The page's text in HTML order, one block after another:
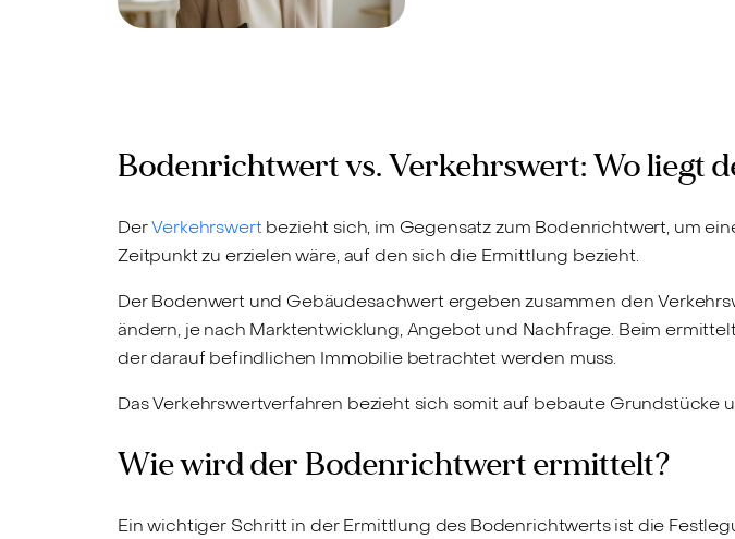
Bodenrichtwert vs. Verkehrswert: Wo liegt
DerVerkehrswertbezieht sich, im Gegensatz zum Bodenrichtwert, um
Zeitpunkt zu erzielen wäre, auf den sich die Ermittlung bezieht.
Der Bodenwert und Gebäudesachwert ergeben zusammen den
ändern, je nach Marktentwicklung, Angebot und Nachfrage. Beim
der darauf befindlichen Immobilie betrachtet werden muss.
Das Verkehrswertverfahren bezieht sich somit auf bebaute
Wie wird der Bodenrichtwert ermittelt?
Ein wichtiger Schritt in der Ermittlung des Bodenrichtwerts ist die